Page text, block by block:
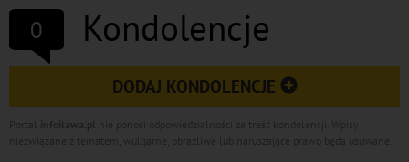
0 Kondolencje
DODAJ KONDOLENCJE